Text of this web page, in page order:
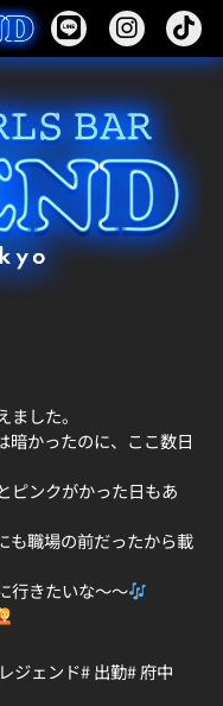
した。
暗かったのに、ここ数日
ピンクがかった日もあ
も職場の前だったから載
行きたいな〜〜
ジェンド# 出勤# 府中